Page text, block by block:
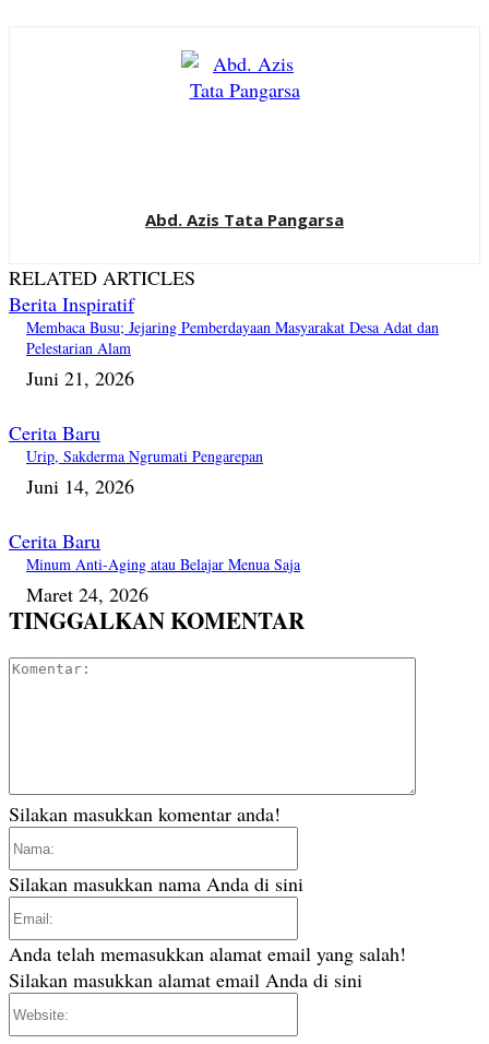
Abd. Azis Tata Pangarsa
RELATED ARTICLES
Berita Inspiratif
Membaca Busu; Jejaring Pemberdayaan Masyarakat Desa Adat dan
Pelestarian Alam
Juni 21, 2026
Cerita Baru
Urip, Sakderma Ngrumati Pengarepan
Juni 14, 2026
Cerita Baru
Minum Anti-Aging atau Belajar Menua Saja
Maret 24, 2026
TINGGALKAN KOMENTAR
Silakan masukkan komentar anda!
Silakan masukkan nama Anda di sini
Anda telah memasukkan alamat email yang salah!
Silakan masukkan alamat email Anda di sini